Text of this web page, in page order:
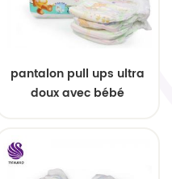
pantalon pull ups ultra
doux avec bébé